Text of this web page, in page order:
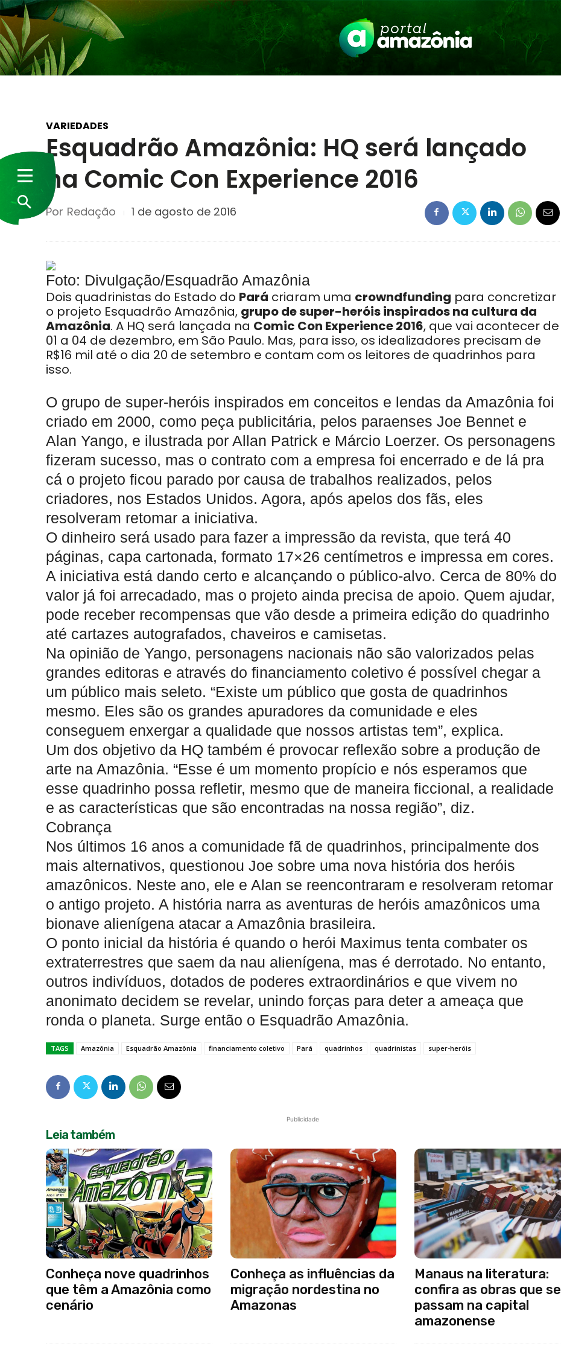
VARIEDADES
Esquadrão Amazônia: HQ será lançado
na Comic Con Experience 2016
Por Redação 1 de agosto de 2016
Foto: Divulgação/Esquadrão Amazônia
Dois quadrinistas do Estado do Pará criaram uma crowndfunding para concretizar
o projeto Esquadrão Amazônia, grupo de super-heróis inspirados na cultura da
Amazônia. A HQ será lançada na Comic Con Experience 2016, que vai acontecer de
01 a 04 de dezembro, em São Paulo. Mas, para isso, os idealizadores precisam de
R$16 mil até o dia 20 de setembro e contam com os leitores de quadrinhos para
isso.
O grupo de super-heróis inspirados em conceitos e lendas da Amazônia foi
criado em 2000, como peça publicitária, pelos paraenses Joe Bennet e
Alan Yango, e ilustrada por Allan Patrick e Márcio Loerzer. Os personagens
fizeram sucesso, mas o contrato com a empresa foi encerrado e de lá pra
cá o projeto ficou parado por causa de trabalhos realizados, pelos
criadores, nos Estados Unidos. Agora, após apelos dos fãs, eles
resolveram retomar a iniciativa.
O dinheiro será usado para fazer a impressão da revista, que terá 40
páginas, capa cartonada, formato 17×26 centímetros e impressa em cores.
A iniciativa está dando certo e alcançando o público-alvo. Cerca de 80% do
valor já foi arrecadado, mas o projeto ainda precisa de apoio. Quem ajudar,
pode receber recompensas que vão desde a primeira edição do quadrinho
até cartazes autografados, chaveiros e camisetas.
Na opinião de Yango, personagens nacionais não são valorizados pelas
grandes editoras e através do financiamento coletivo é possível chegar a
um público mais seleto. “Existe um público que gosta de quadrinhos
mesmo. Eles são os grandes apuradores da comunidade e eles
conseguem enxergar a qualidade que nossos artistas tem”, explica.
Um dos objetivo da HQ também é provocar reflexão sobre a produção de
arte na Amazônia. “Esse é um momento propício e nós esperamos que
esse quadrinho possa refletir, mesmo que de maneira ficcional, a realidade
e as características que são encontradas na nossa região”, diz.
Cobrança
Nos últimos 16 anos a comunidade fã de quadrinhos, principalmente dos
mais alternativos, questionou Joe sobre uma nova história dos heróis
amazônicos. Neste ano, ele e Alan se reencontraram e resolveram retomar
o antigo projeto. A história narra as aventuras de heróis amazônicos uma
bionave alienígena atacar a Amazônia brasileira.
O ponto inicial da história é quando o herói Maximus tenta combater os
extraterrestres que saem da nau alienígena, mas é derrotado. No entanto,
outros indivíduos, dotados de poderes extraordinários e que vivem no
anonimato decidem se revelar, unindo forças para deter a ameaça que
ronda o planeta. Surge então o Esquadrão Amazônia.
TAGS Amazônia Esquadrão Amazônia financiamento coletivo Pará quadrinhos quadrinistas super-heróis
Publicidade
Leia também
Conheça nove quadrinhos
que têm a Amazônia como
cenário
Conheça as influências da
migração nordestina no
Amazonas
Manaus na literatura:
confira as obras que se
passam na capital
amazonense